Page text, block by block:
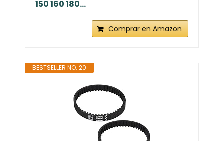
150 160 180...
Comprar en Amazon
BESTSELLER NO. 20